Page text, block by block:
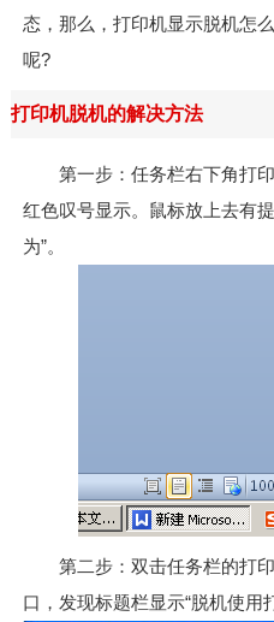
态，那么，打印机显示脱机怎
呢?
打印机脱机的解决方法
第一步：任务栏右下角打
红色叹号显示。鼠标放上去有
为”。
第二步：双击任务栏的打
口，发现标题栏显示“脱机使用